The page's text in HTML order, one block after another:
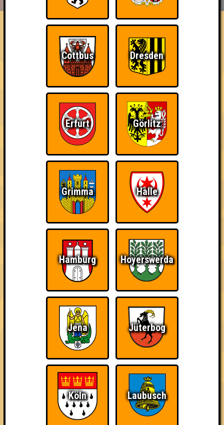
FAQ ÜBER UNS
Fantastic 4
Errungenschaften
Kleiner Hinweis: bei uns sind Teams, die in einem Stechen
verlieren, trotzdem auf dem 1. Platz - den haben sie sich
schließlich verdient! Entsprechend gibt es für diese auch
Errungenschaften für den 1. Platz.
Schon wieder zum
Wiederzehn macht
Quizveteran
Wir sind immer bei
Nerven aus Stahl
The Amount of
Teilnahmen is too
damn high
Ich war da, vor 3000
Da-Da Da! Da-Da Da! Teil der Oberschicht
Cottbus Dresden
Erfurt Görlitz
Grimma Halle
Hamburg Hoyerswerda
Jena Jüterbog
Köln Laubusch